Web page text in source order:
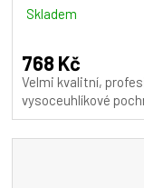
Skladem
768 Kč
Velmi kvalitní,
vysoceuhlíkové